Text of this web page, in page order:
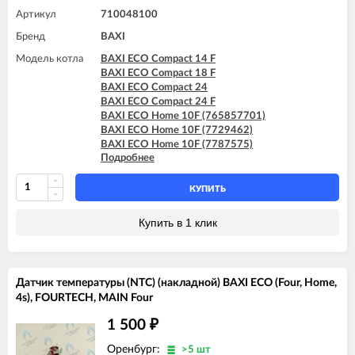
Артикул 710048100
Бренд BAXI
Модель котла
BAXI ECO Compact 14 F
BAXI ECO Compact 18 F
BAXI ECO Compact 24
BAXI ECO Compact 24 F
BAXI ECO Home 10F (765857701)
BAXI ECO Home 10F (7729462)
BAXI ECO Home 10F (7787575)
BAXI ECO Home 14F (765281001)
BAXI ECO Home 14F (7729463)
BAXI ECO Home 14F (7787576)
BAXI ECO Home 24F (765281101)
BAXI ECO Home 24F (7787577)
BAXI ECO-4s 24 F
BAXI ECO-5 Compact 14 F
BAXI ECO-5 Compact 24
BAXI ECO-5 Compact 24 F
Подробнее
КУПИТЬ
Купить в 1 клик
Датчик температуры (NTC) (накладной) BAXI ECO (Four, Home,
4s), FOURTECH, MAIN Four
1 500 ₽
Оренбург: >5 шт